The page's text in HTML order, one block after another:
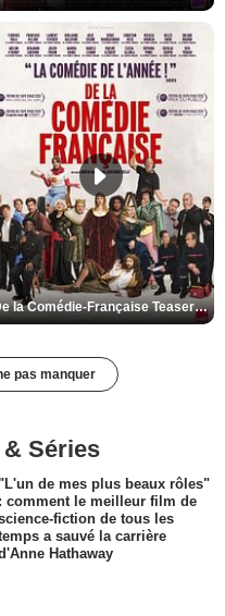
De la Comédie-Française Teaser VF
pas manquer
Séries
de mes plus beaux rôles"
: comment le meilleur film de
fiction de tous les
a sauvé la carrière
Hathaway